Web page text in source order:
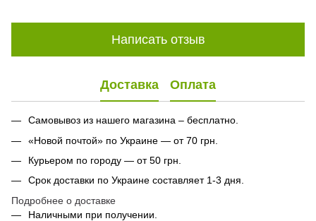
Написать отзыв
Доставка Оплата
Самовывоз из нашего магазина – бесплатно.
«Новой почтой» по Украине — от 70 грн.
Курьером по городу — от 50 грн.
Срок доставки по Украине составляет 1-3 дня.
Подробнее о доставке
Наличными при получении.